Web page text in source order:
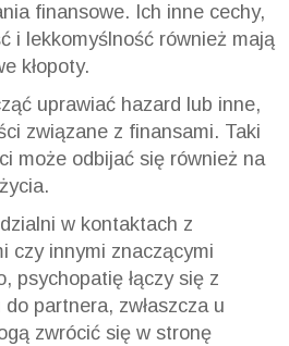
finansowe. Ich inne cechy,
i lekkomyślność również mają
kłopoty.
uprawiać hazard lub inne,
związane z finansami. Taki
może odbijać się również na
w kontaktach z
czy innymi znaczącymi
psychopatię łączy się z
partnera, zwłaszcza u
zwrócić się w stronę